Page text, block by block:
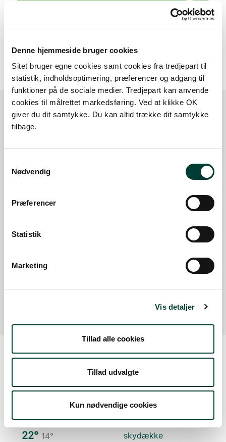
Denne hjemmeside bruger cookies
Sitet bruger egne cookies samt cookies fra tredjepart til
statistik, indholdsoptimering, præferencer og adgang til
funktioner på de sociale medier. Tredjepart kan anvende
cookies til målrettet markedsføring. Ved at klikke OK
giver du dit samtykke. Du kan altid trække dit samtykke
tilbage.
Nødvendig
Præferencer
Statistik
Marketing
Vis detaljer
Tillad alle cookies
Tillad udvalgte
Kun nødvendige cookies
Sådan kommer du dertil
Google Maps
P-plads med let adgang til Svanninge Bjerge og
22° 14° skydække